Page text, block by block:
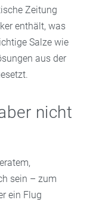
Zeitung
enthält, was
Salze wie
aus der
nicht
sein – zum
ein Flug